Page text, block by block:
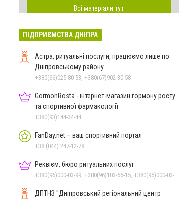
Всі матеріали тут
ПІДПРИЄМСТВА ДНІПРА
Астра, ритуальні послуги, працюємо лише по
Дніпровському району
+380(66)025-80-53, +380(67)902-30-58
GormonRosta - інтернет-магазин гормону росту
та спортивної фармакології
+380(93)144-34-44
FanDay.net – ваш спортивний портал
+38 (044) 247-12-78
Реквієм, бюро ритуальних послуг
ДПТНЗ "Дніпровський регіональний центр